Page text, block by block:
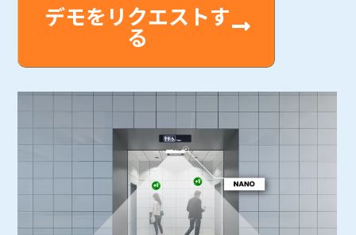
デモをリクエストす
る